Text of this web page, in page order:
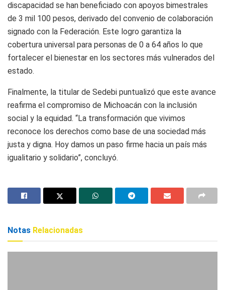
discapacidad se han beneficiado con apoyos bimestrales
de 3 mil 100 pesos, derivado del convenio de colaboración
signado con la Federación. Este logro garantiza la
cobertura universal para personas de 0 a 64 años lo que
fortalecer el bienestar en los sectores más vulnerados del
estado.
Finalmente, la titular de Sedebi puntualizó que este avance
reafirma el compromiso de Michoacán con la inclusión
social y la equidad. “La transformación que vivimos
reconoce los derechos como base de una sociedad más
justa y digna. Hoy damos un paso firme hacia un país más
igualitario y solidario”, concluyó.
Notas Relacionadas